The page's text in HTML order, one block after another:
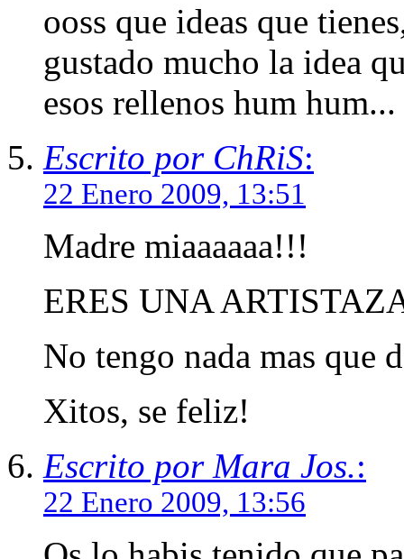
ooss que ideas que
gustado mucho la idea
esos rellenos hum hum...
Escrito por ChRiS:
22 Enero 2009, 13:51
Madre miaaaaaa!!!
ERES UNA
No tengo nada mas que
Xitos, se feliz!
Escrito por Mara Jos.:
22 Enero 2009, 13:56